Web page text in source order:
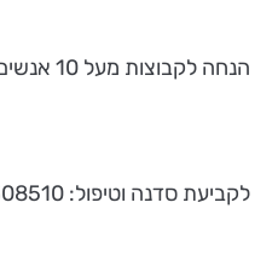
הנחה לקבוצות מעל 10 אנשים.
לקביעת סדנה וטיפול: 0542-308510